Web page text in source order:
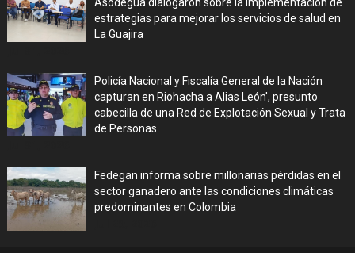
estrategias para mejorar los servicios de salud en
La Guajira
Policía Nacional y Fiscalía General de la Nación
capturan en Riohacha a Alias León', presunto
cabecilla de una Red de Explotación Sexual y Trata
de Personas
Fedegan informa sobre millonarias pérdidas en el
sector ganadero ante las condiciones climáticas
predominantes en Colombia